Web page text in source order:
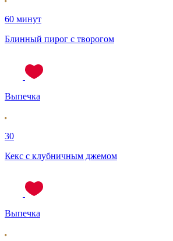
60 минут
Блинный пирог с творогом
Выпечка
30
Кекс с клубничным джемом
Выпечка